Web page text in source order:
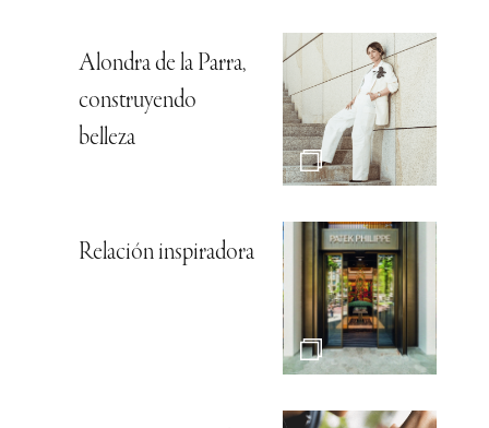
Alondra de la Parra,
construyendo
belleza
Relación inspiradora